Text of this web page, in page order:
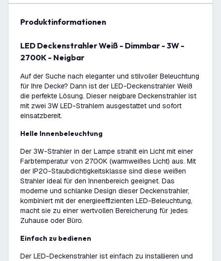
Produktinformationen
LED Deckenstrahler Weiß - Dimmbar - 3W -
2700K - Neigbar
Auf der Suche nach eleganter und stilvoller Beleuchtung
für Ihre Decke? Dann ist der LED-Deckenstrahler Weiß
die perfekte Lösung. Dieser neigbare Deckenstrahler ist
mit zwei 3W LED-Strahlern ausgestattet und sofort
einsatzbereit.
Helle Innenbeleuchtung
Der 3W-Strahler in der Lampe strahlt ein Licht mit einer
Farbtemperatur von 2700K (warmweißes Licht) aus. Mit
der IP20-Staubdichtigkeitsklasse sind diese weißen
Strahler ideal für den Innenbereich geeignet. Das
moderne und schlanke Design dieser Deckenstrahler,
kombiniert mit der energieeffizienten LED-Beleuchtung,
macht sie zu einer wertvollen Bereicherung für jedes
Zuhause oder Büro.
Einfach zu bedienen
Der LED-Deckenstrahler ist einfach zu installieren und